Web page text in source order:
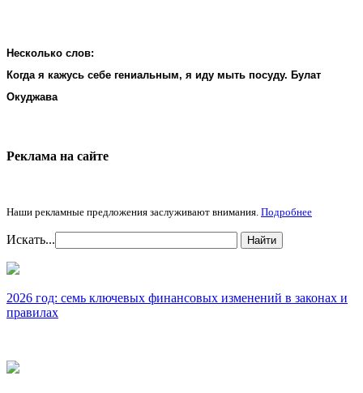
Несколько слов:
Когда я кажусь себе гениальным, я иду мыть посуду. Булат
Окуджава
Реклама на cайте
Наши рекламные предложения заслуживают внимания. Подробнее
Искать... Найти
2026 год: семь ключевых финансовых изменений в законах и
правилах